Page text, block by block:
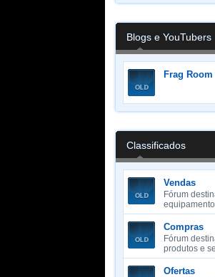
Blogs e YouTubers
Frag Room
Classificados
Vendas
Fórum
Compras
Fórum
produtos e
Ofertas